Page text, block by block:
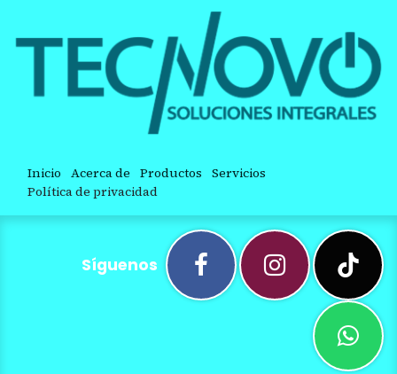
Inicio Acerca de Productos Servicios
Política de privacidad
Síguenos